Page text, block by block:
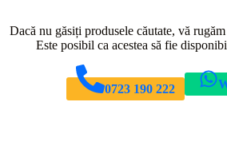
Dacă nu găsiți produsele căutate, vă
Este posibil ca acestea să fie
0723 190 222